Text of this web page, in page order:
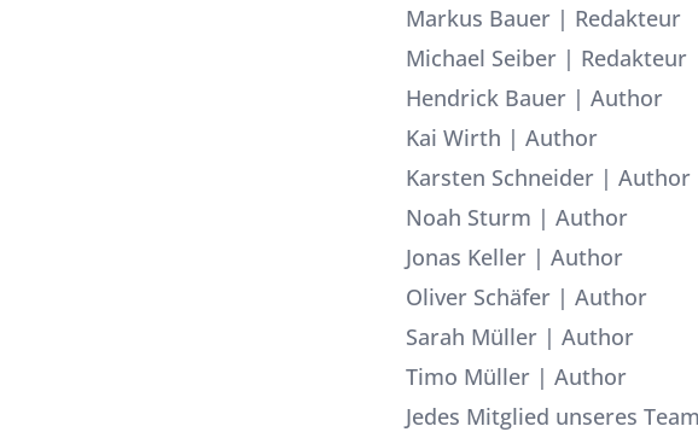
Markus Bauer | Redakteur
Michael Seiber | Redakteur
Hendrick Bauer | Author
Kai Wirth | Author
Karsten Schneider | Author
Noah Sturm | Author
Jonas Keller | Author
Oliver Schäfer | Author
Sarah Müller | Author
Timo Müller | Author
Jedes Mitglied unseres